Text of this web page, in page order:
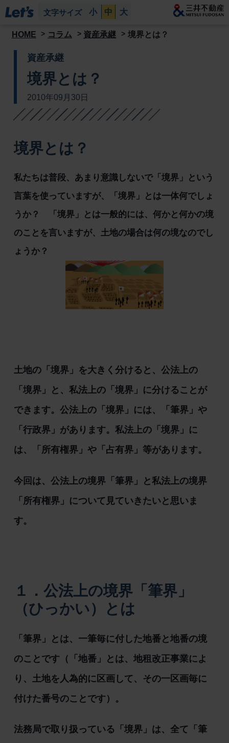
文字サイズ 小 中 大
HOME コラム 資産承継 境界とは？
資産承継
境界とは？
2010年09月30日
境界とは？
私たちは普段、あまり意識しないで「境界」という
言葉を使っていますが、「境界」とは一体何でしょ
うか？ 「境界」とは一般的には、何かと何かの境
のことを言いますが、土地の場合は何の境なのでし
ょうか？
土地の「境界」を大きく分けると、公法上の
「境界」と、私法上の「境界」に分けることが
できます。公法上の「境界」には、「筆界」や
「行政界」があります。私法上の「境界」に
は、「所有権界」や「占有界」等があります。
今回は、公法上の境界「筆界」と私法上の境界
「所有権界」について見ていきたいと思いま
す。
１．公法上の境界「筆界」
（ひっかい）とは
「筆界」とは、一筆毎に付した地番と地番の境
のことです（「地番」とは、地租改正事業によ
り、土地を人為的に区画して、その一区画毎に
付けた番号のことです）。
法務局で取り扱っている「境界」は、全て「筆